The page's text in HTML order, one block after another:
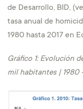
de Desarrollo, BID,
tasa anual de
1980 hasta 2017 en
Gráfico 1: Evolución
mil habitantes | 1980